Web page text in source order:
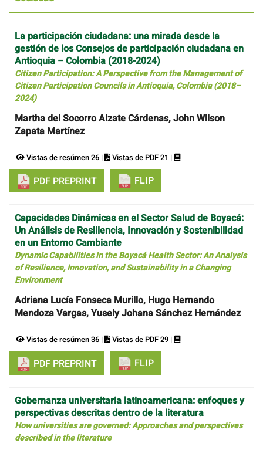
La participación ciudadana: una mirada desde la
gestión de los Consejos de participación ciudadana en
Antioquia – Colombia (2018-2024)
Citizen Participation: A Perspective from the Management of
Citizen Participation Councils in Antioquia, Colombia (2018–
2024)
Martha del Socorro Alzate Cárdenas, John Wilson
Zapata Martínez
Vistas de resúmen 26 | Vistas de PDF 21 |
PDF PREPRINT FLIP
Capacidades Dinámicas en el Sector Salud de Boyacá:
Un Análisis de Resiliencia, Innovación y Sostenibilidad
en un Entorno Cambiante
Dynamic Capabilities in the Boyacá Health Sector: An Analysis
of Resilience, Innovation, and Sustainability in a Changing
Environment
Adriana Lucía Fonseca Murillo, Hugo Hernando
Mendoza Vargas, Yusely Johana Sánchez Hernández
Vistas de resúmen 36 | Vistas de PDF 29 |
PDF PREPRINT FLIP
Gobernanza universitaria latinoamericana: enfoques y
perspectivas descritas dentro de la literatura
How universities are governed: Approaches and perspectives
described in the literature